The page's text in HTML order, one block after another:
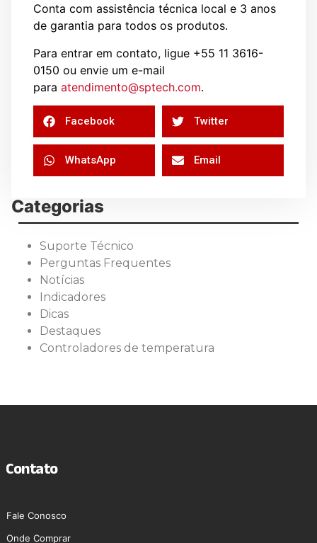
Conta com assistência técnica local e 3 anos
de garantia para todos os produtos.
Para entrar em contato, ligue +55 11 3616-
0150 ou envie um e-mail
para atendimento@sptech.com.
Facebook Twitter
WhatsApp Email
Categorias
Suporte Técnico
Perguntas Frequentes
Notícias
Indicadores
Dicas
Destaques
Controladores de temperatura
Contato
Fale Conosco
Onde Comprar